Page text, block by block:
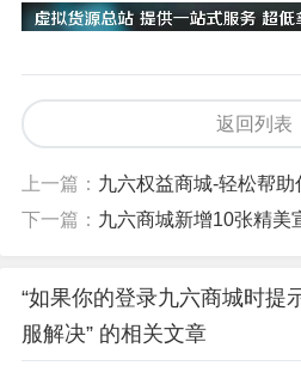
返回列表
上一篇： 九六权益商城-轻松帮
下一篇： 九六商城新增10张精美宣传海报
“如果你的登录九六商城时提
服解决” 的相关文章